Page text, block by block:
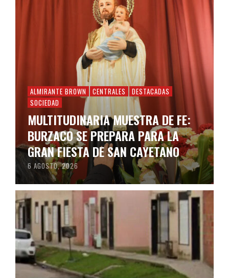
ALMIRANTE BROWN CENTRALES
DESTACADAS
SOCIEDAD
MULTITUDINARIA MUESTRA DE FE:
BURZACO SE PREPARA PARA LA
GRAN FIESTA DE SAN CAYETANO
6 AGOSTO, 2026